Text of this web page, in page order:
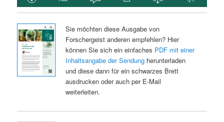
Sie möchten diese Ausgabe von
Forschergeist anderen empfehlen? Hier
können Sie sich ein einfaches PDF mit einer
Inhaltsangabe der Sendungherunterladen
und diese dann für ein schwarzes Brett
ausdrucken oder auch per E-Mail
weiterleiten.